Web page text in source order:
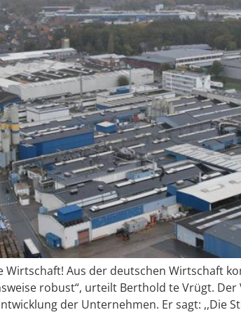
Aus der deutschen Wirtschaft
robust“, urteilt Berthold te Vrügt.
der Unternehmen. Er sagt: ,,Die